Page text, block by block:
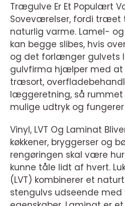
Trægulve Er Et Populært
Soveværelser, fordi træet
naturlig varme. Lamel-
kan begge slibes, hvis
og det forlænger gulvets
gulvfirma hjælper med
træsort,
læggeretning, så
mulige udtryk og
Vinyl, LVT Og Laminat
køkkener, bryggerser og
rengøringen skal være
kunne tåle lidt af hvert.
(LVT) kombinerer et
stengulvs udseende med